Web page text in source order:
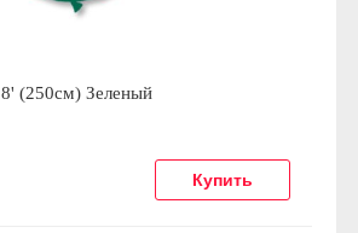
8' (250см) Зеленый